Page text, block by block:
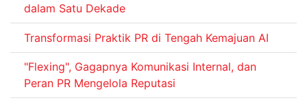
dalam Satu Dekade
Transformasi Praktik PR di Tengah Kemajuan AI
"Flexing", Gagapnya Komunikasi Internal, dan
Peran PR Mengelola Reputasi